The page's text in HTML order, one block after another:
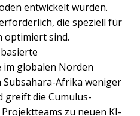
entwickelt wurden.
die speziell für
optimiert sind.
globalen Norden
Afrika weniger
greift die Cumulus-
zu neuen KI-